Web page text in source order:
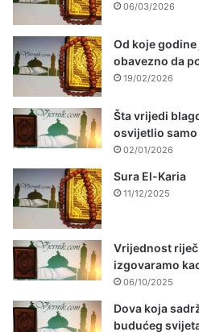
06/03/2026
Od koje
obavezno da
19/02/2026
Šta vrijedi
osvijetlio
02/01/2026
Sura El-Karia
11/12/2025
Vrijednost
izgovaramo
06/10/2025
Dova koja
budućeg